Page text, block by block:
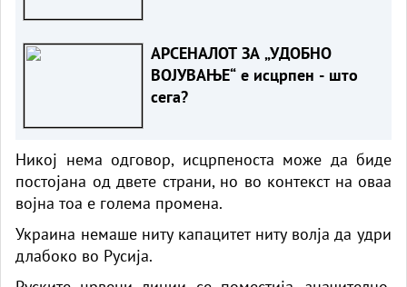
АРСЕНАЛОТ ЗА „УДОБНО
ВОЈУВАЊЕ“ е исцрпен - што
сега?
Никој нема одговор, исцрпеноста може да биде
постојана од двете страни, но во контекст на оваа
војна тоа е голема промена.
Украина немаше ниту капацитет ниту волја да удри
длабоко во Русија.